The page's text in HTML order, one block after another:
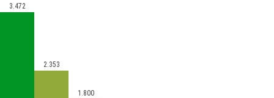
3.472
2.353
1.800